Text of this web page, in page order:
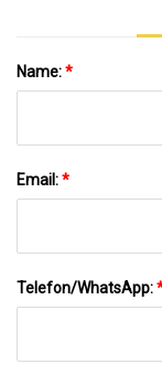
Name:*
Email:*
Telefon/WhatsApp: